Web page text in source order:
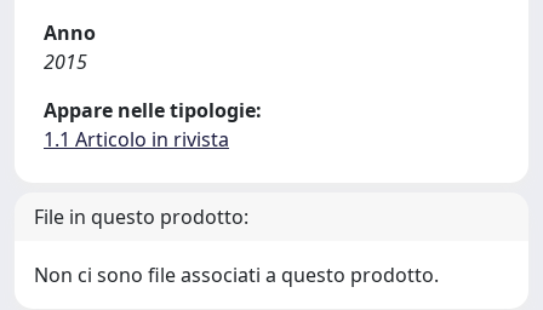
Anno
2015
Appare nelle tipologie:
1.1 Articolo in rivista
File in questo prodotto:
Non ci sono file associati a questo prodotto.